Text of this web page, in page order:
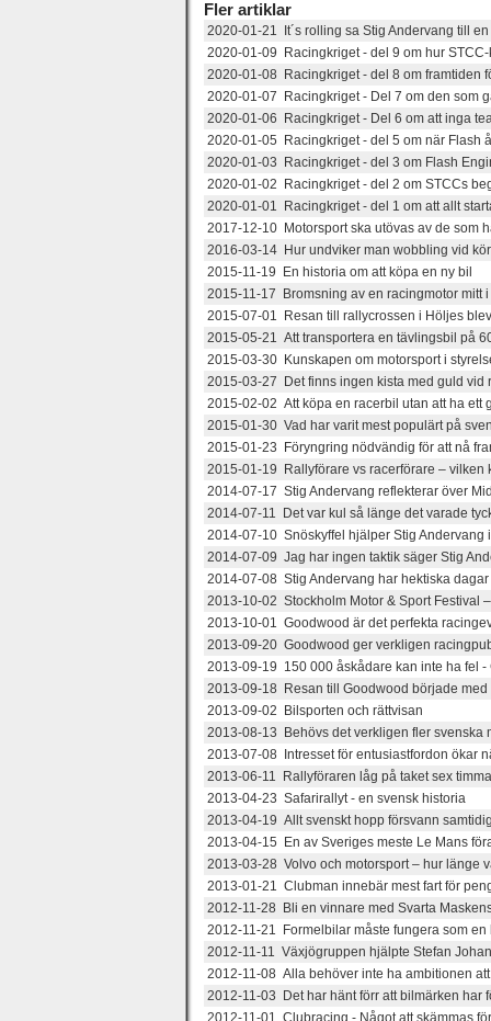
Fler artiklar
2020-01-21 It´s rolling sa Stig Andervang till
2020-01-09 Racingkriget - del 9 om hur
2020-01-08 Racingkriget - del 8 om framtiden
2020-01-07 Racingkriget - Del 7 om den som
2020-01-06 Racingkriget - Del 6 om att inga
2020-01-05 Racingkriget - del 5 om när Flash
2020-01-03 Racingkriget - del 3 om Flash
2020-01-02 Racingkriget - del 2 om STCCs
2020-01-01 Racingkriget - del 1 om att allt
2017-12-10 Motorsport ska utövas av de som
2016-03-14 Hur undviker man wobbling vid
2015-11-19 En historia om att köpa en ny bil
2015-11-17 Bromsning av en racingmotor mitt
2015-07-01 Resan till rallycrossen i Höljes
2015-05-21 Att transportera en tävlingsbil på
2015-03-30 Kunskapen om motorsport i
2015-03-27 Det finns ingen kista med guld vid
2015-02-02 Att köpa en racerbil utan att ha ett
2015-01-30 Vad har varit mest populärt på
2015-01-23 Föryngring nödvändig för att nå
2015-01-19 Rallyförare vs racerförare – vilken
2014-07-17 Stig Andervang reflekterar över
2014-07-11 Det var kul så länge det varade
2014-07-10 Snöskyffel hjälper Stig Andervang
2014-07-09 Jag har ingen taktik säger Stig
2014-07-08 Stig Andervang har hektiska dagar
2013-10-02 Stockholm Motor & Sport Festival
2013-10-01 Goodwood är det perfekta
2013-09-20 Goodwood ger verkligen
2013-09-19 150 000 åskådare kan inte ha fel -
2013-09-18 Resan till Goodwood började med
2013-09-02 Bilsporten och rättvisan
2013-08-13 Behövs det verkligen fler svenska
2013-07-08 Intresset för entusiastfordon ökar
2013-06-11 Rallyföraren låg på taket sex
2013-04-23 Safarirallyt - en svensk historia
2013-04-19 Allt svenskt hopp försvann
2013-04-15 En av Sveriges meste Le Mans
2013-03-28 Volvo och motorsport – hur länge
2013-01-21 Clubman innebär mest fart för
2012-11-28 Bli en vinnare med Svarta
2012-11-21 Formelbilar måste fungera som en
2012-11-11 Växjögruppen hjälpte Stefan
2012-11-08 Alla behöver inte ha ambitionen
2012-11-03 Det har hänt förr att bilmärken har
2012-11-01 Clubracing - Något att skämmas